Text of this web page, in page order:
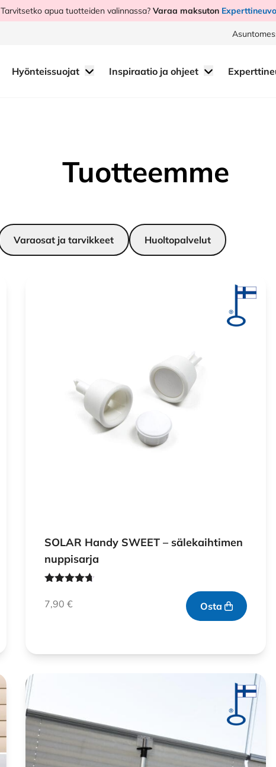
Tarvitsetko apua tuotteiden valinnassa?Varaa maksuton
Hyönteissuojat Inspiraatio ja ohjeet
Tuotteemme
Varaosat ja tarvikkeet Huoltopalvelut
SOLAR Handy SWEET – sälekaihtimen
nuppisarja
tuotteesta:
4.60/ 5
7,90€ Osta